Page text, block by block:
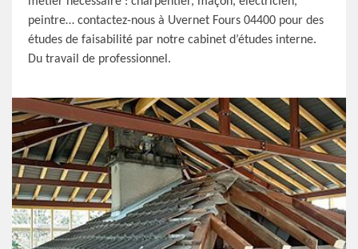
peintre… contactez-nous à Uvernet Fours 04400 pour des
études de faisabilité par notre cabinet d’études interne.
Du travail de professionnel.